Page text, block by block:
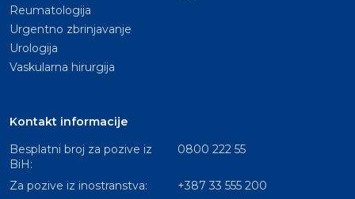
Reumatologija
Urgentno zbrinjavanje
Urologija
Vaskularna hirurgija
Kontakt informacije
Besplatni broj za pozive iz
BiH:
0800 222 55
Za pozive iz inostranstva: +387 33 555 200